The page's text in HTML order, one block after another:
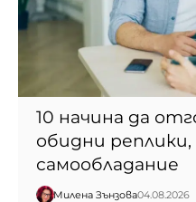
10 начина да
обидни
самообладание
Милена Зънзова04.08.2026